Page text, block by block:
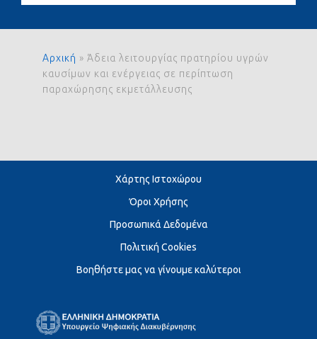
Αρχική » Άδεια λειτουργίας πρατηρίου υγρών
καυσίμων και ενέργειας σε περίπτωση
παραχώρησης εκμετάλλευσης
Χάρτης Ιστοχώρου
Όροι Χρήσης
Προσωπικά Δεδομένα
Πολιτική Cookies
Βοηθήστε μας να γίνουμε καλύτεροι